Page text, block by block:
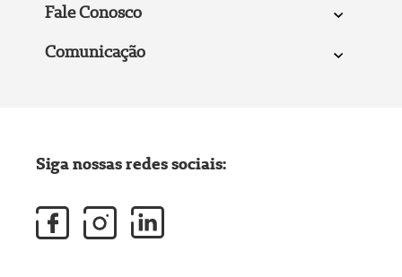
Fale Conosco
Comunicação
Siga nossas redes sociais: